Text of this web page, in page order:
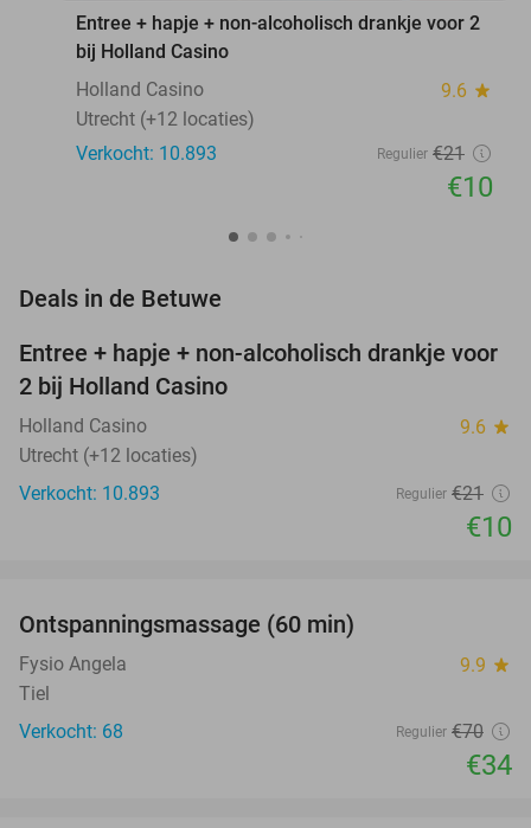
Entree + hapje + non-alcoholisch drankje voor 2
bij Holland Casino
Holland Casino
9.6 star
Utrecht (+12 locaties)
Verkocht: 10.893
Regulier €21
€10
Deals in de Betuwe
52%
Entree + hapje + non-alcoholisch drankje voor
2 bij Holland Casino
Holland Casino 9.6 star
Utrecht (+12 locaties)
Verkocht: 10.893
Regulier €21
€10
Ontspanningsmassage (60 min)
Fysio Angela 9.9 star
Tiel
Verkocht: 68
Regulier €70
€34